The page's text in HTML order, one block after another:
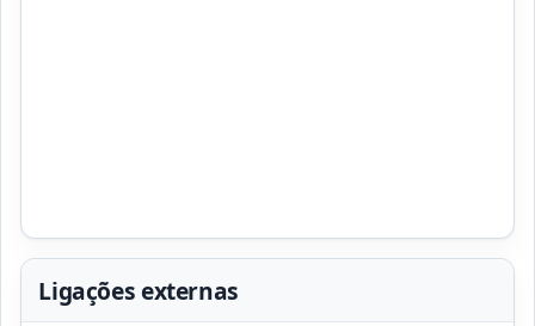
Ligações externas